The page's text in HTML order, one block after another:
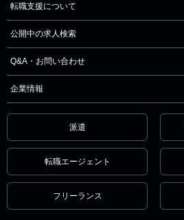
転職支援について
公開中の求人検索
Q&A・お問い合わせ
企業情報
派遣
転職エージェント
フリーランス